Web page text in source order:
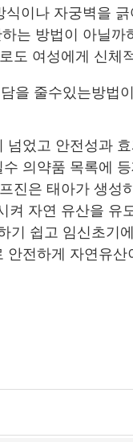
식이나 자궁벽을
는 방법이 아닐까
도 여성에게 신체
을 줄수있는방법
넘었고 안전성과
의약품 목록에
진은 태아가 생성
켜 자연 유산을 유
기 쉽고 임신초기
안전하게 자연유산